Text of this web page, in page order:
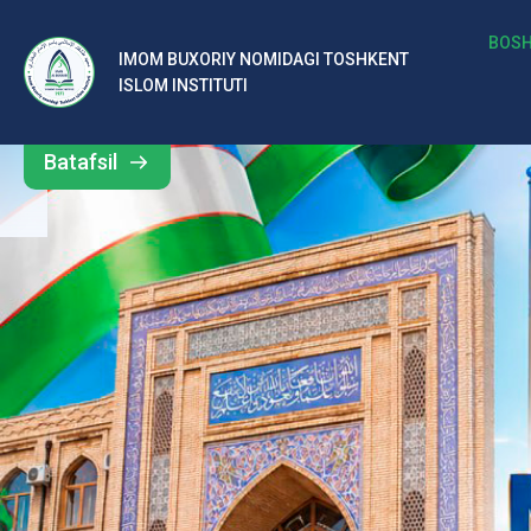
IMOM BUXORIY NOMIDAGI TOSHKENT
ISLOM INSTITUTI
b
al
ar
o‘
rt
a
si
d
Barcha
yangiliklar
Batafsil